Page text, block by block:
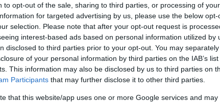
to opt-out of the sale, sharing to third parties, or processing of
for targeted advertising by us, please use the below
selection. Please note that after your opt-out request is
interest-based ads based on personal information utilized by
disclosed to third parties prior to your opt-out. You may
of your personal information by third parties on the IAB’s
This information may also be disclosed by us to third parties on
Participants that may further disclose it to other third parties.
that this website/app uses one or more Google services and